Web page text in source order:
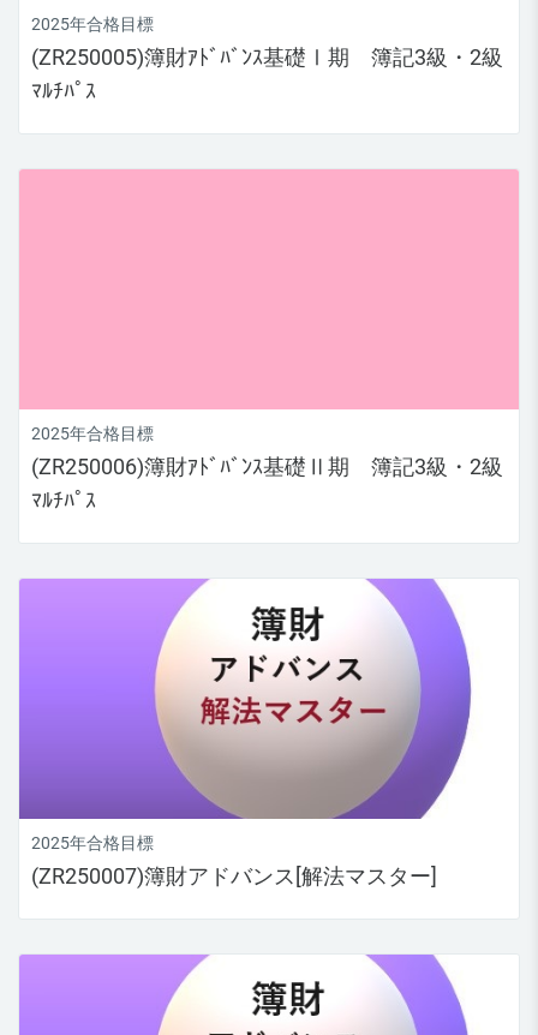
2025年合格目標
(ZR250005)簿財ｱﾄﾞﾊﾞﾝｽ基礎Ⅰ期 簿記3級・2級
ﾏﾙﾁﾊﾟｽ
2025年合格目標
(ZR250006)簿財ｱﾄﾞﾊﾞﾝｽ基礎Ⅱ期 簿記3級・2級
ﾏﾙﾁﾊﾟｽ
2025年合格目標
(ZR250007)簿財アドバンス[解法マスター]